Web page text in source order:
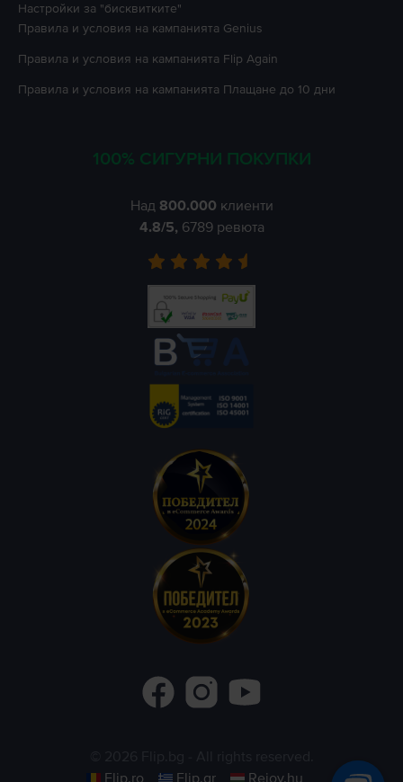
Настройки за "бисквитките"
Правила и условия на кампанията Genius
Правила и условия на кампанията Flip Again
Правила и условия на кампанията Плащане до 10 дни
100% СИГУРНИ ПОКУПКИ
Над 800.000 клиенти
4.8/5, 6789 ревюта